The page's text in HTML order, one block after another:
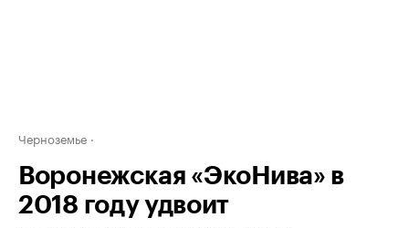
Черноземье
Воронежская «ЭкоНива» в
2018 году удвоит